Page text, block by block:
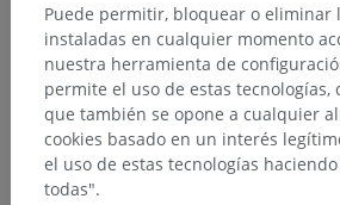
Anatomía humana 2
Cuerpo humano> Sistemas
Sistema nervioso> Sistema
Encéfalo> Tronco encefálico>
Tegmento pontino>
Sustancia gris del tegmento pontino
Puede permitir, bloquear o eliminar
instaladas en cualquier momento
nuestra herramienta de
permite el uso de estas tecnologías,
que también se opone a cualquier
cookies basado en un interés
el uso de estas tecnologías
todas".